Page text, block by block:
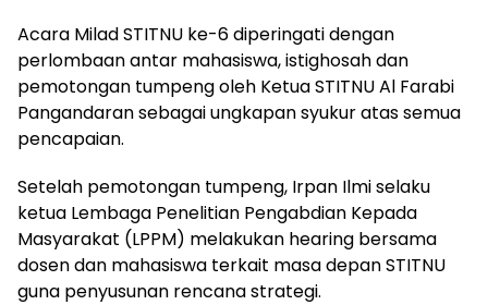
Acara Milad STITNU ke-6 diperingati dengan
perlombaan antar mahasiswa, istighosah dan
pemotongan tumpeng oleh Ketua STITNU Al Farabi
Pangandaran sebagai ungkapan syukur atas semua
pencapaian.
Setelah pemotongan tumpeng, Irpan Ilmi selaku
ketua Lembaga Penelitian Pengabdian Kepada
Masyarakat (LPPM) melakukan hearing bersama
dosen dan mahasiswa terkait masa depan STITNU
guna penyusunan rencana strategi.